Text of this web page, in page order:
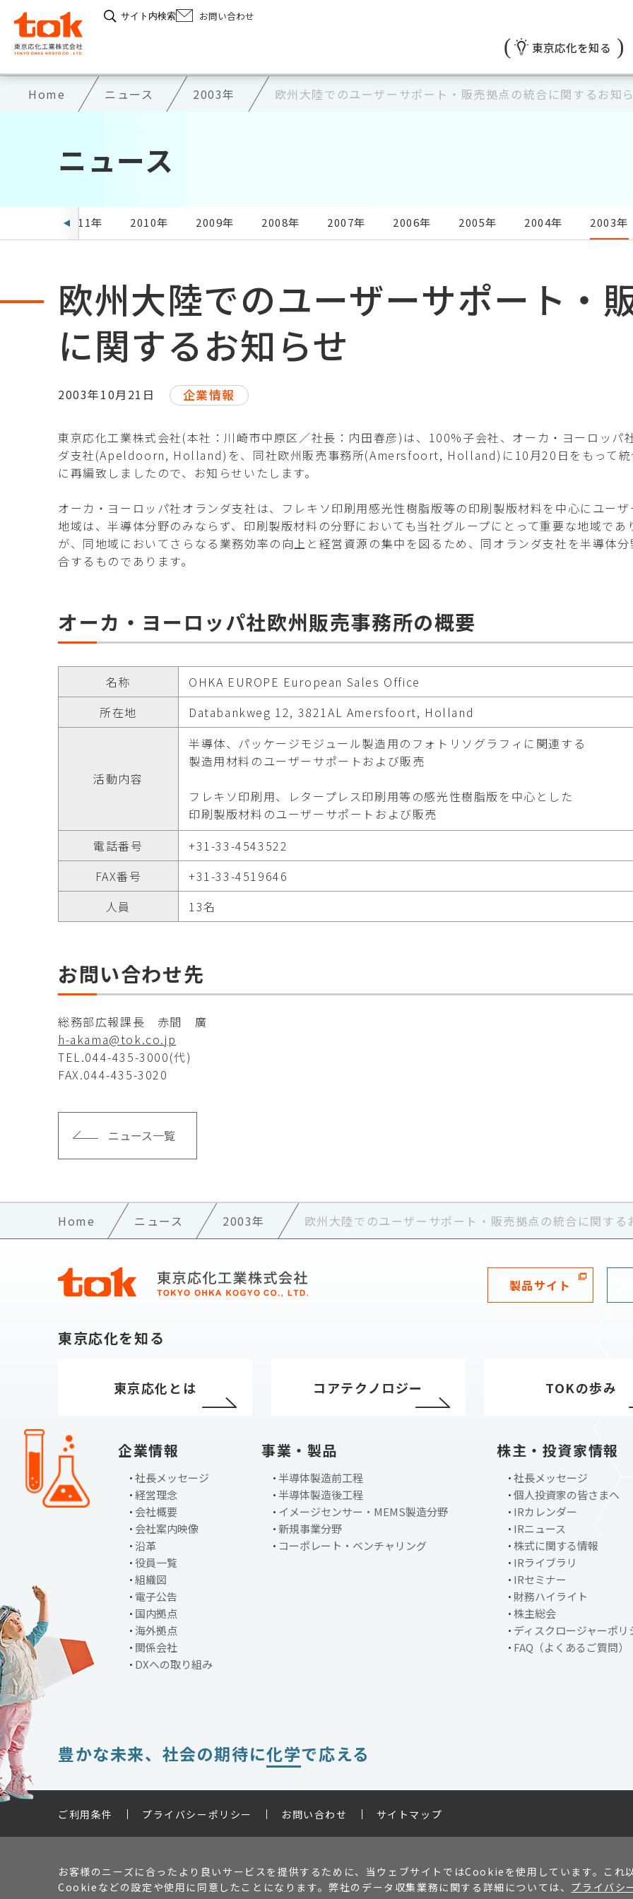
東京応化を知る
サイト内検索 お問い合わせ
Home ニュース 2003年 欧州大陸でのユーザーサポート・販売拠点の統合に関するお知
ニュース
2011年 2010年 2009年 2008年 2007年 2006年 2005年 2004年 2003年
欧州大陸でのユーザーサポート・
に関するお知らせ
2003年10月21日 企業情報
東京応化工業株式会社(本社：川崎市中原区／社長：内田春彦)は、100%子会社、オーカ・ヨーロッ
ダ支社(Apeldoorn, Holland)を、同社欧州販売事務所(Amersfoort, Holland)に10月20日をもって統
に再編致しましたので、お知らせいたします。
オーカ・ヨーロッパ社オランダ支社は、フレキソ印刷用感光性樹脂版等の印刷製版材料を中心にユー
地域は、半導体分野のみならず、印刷製版材料の分野においても当社グループにとって重要な地域で
が、同地域においてさらなる業務効率の向上と経営資源の集中を図るため、同オランダ支社を半導体
合するものであります。
オーカ・ヨーロッパ社欧州販売事務所の概要
名称
OHKA EUROPE European Sales Office
所在地
Databankweg 12, 3821AL Amersfoort, Holland
活動内容
半導体、パッケージモジュール製造用のフォトリソグラフィに関連する
製造用材料のユーザーサポートおよび販売
フレキソ印刷用、レタープレス印刷用等の感光性樹脂版を中心とした
印刷製版材料のユーザーサポートおよび販売
電話番号
+31-33-4543522
FAX番号
+31-33-4519646
人員
13名
お問い合わせ先
総務部広報課長 赤間 廣
h-akama@tok.co.jp
TEL.044-435-3000(代)
FAX.044-435-3020
ニュース一覧
Home ニュース 2003年 欧州大陸でのユーザーサポート・販売拠点の統合に関する
製品サイト
東京応化を知る
東京応化とは コアテクノロジー TOKの歩み
企業情報
社長メッセージ
経営理念
会社概要
会社案内映像
沿革
役員一覧
組織図
電子公告
国内拠点
海外拠点
関係会社
DXへの取り組み
事業・製品
半導体製造前工程
半導体製造後工程
イメージセンサー・MEMS製造分野
新規事業分野
コーポレート・ベンチャリング
株主・投資家情報
社長メッセージ
個人投資家の皆さまへ
IRカレンダー
IRニュース
株式に関する情報
IRライブラリ
IRセミナー
財務ハイライト
株主総会
ディスクロージャーポリ
FAQ（よくあるご質問）
豊かな未来、 社会の期待に化学で応える
ご利用条件 プライバシーポリシー お問い合わせ サイトマップ
お客様のニーズに合ったより良いサービスを提供するために、当ウェブサイトではCookieを使用しています。これ
Cookieなどの設定や使用に同意したことになります。弊社のデータ収集業務に関する詳細については、 プライバシ